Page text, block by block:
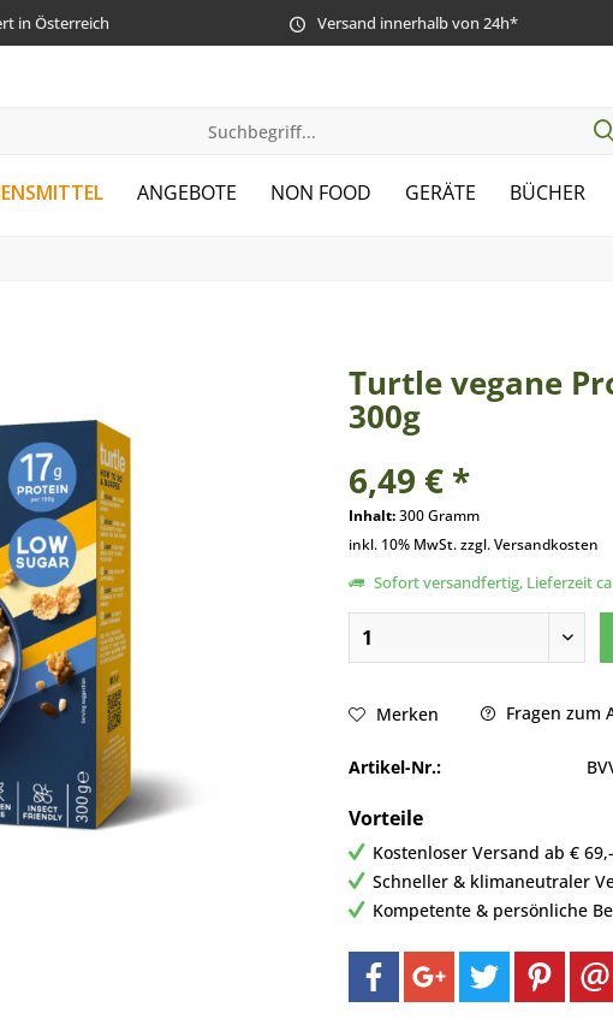
in Österreich Versand innerhalb von 24h*
ANGEBOTE NON FOOD GERÄTE BÜCHER
Turtle vegane
300g
6,49 € *
Inhalt:300 Gramm
inkl. 10% MwSt. zzgl. Versandkosten
Sofort versandfertig, Lieferzeit
Merken Fragen zum
Artikel-Nr.:
Vorteile
Kostenloser Versand ab €
Schneller & klimaneutraler
Kompetente & persönliche